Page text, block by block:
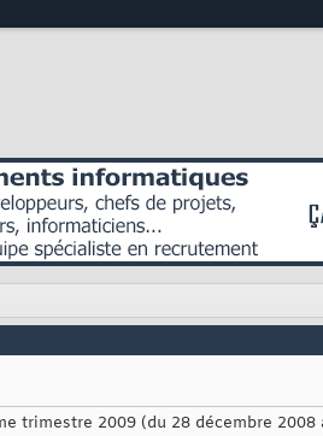
trimestre 2009 (du 28 décembre 2008